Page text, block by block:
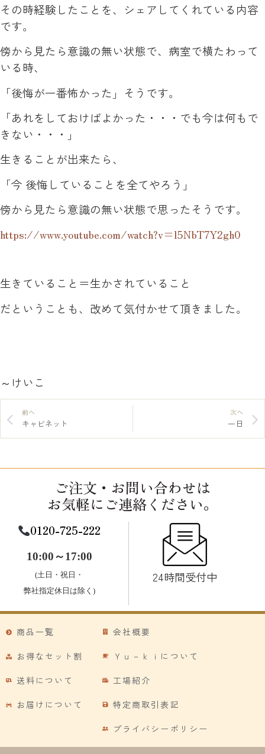
その時経験したことを、シェアしてくれている内容
です。
傍から見たら意識の無い状態で、病室で横たわって
いる時、
「後悔が一番怖かった」そうです。
「あれをしておけばよかった・・・でも今は何もで
きない・・・」
生きることが出来たら、
「今 後悔していることを全てやろう」
傍から見たら意識の無い状態で思ったそうです。
https://www.youtube.com/watch?v=l5NbT7Y2gh0
生きていること＝生かされていること
だということも、改めて気付かせて頂きました。
～けいこ
前へ
キャビネット
次へ
一日
ご注文・お問い合わせは
お気軽にご連絡ください。
0120-725-222
10:00～17:00
(土日・祝日・
弊社指定休日は除く)
24時間受付中
商品一覧
お得なセット割
送料について
お届けについて
会社概要
Ｙｕ－ｋｉについて
工場紹介
特定商取引表記
プライバシーポリシー